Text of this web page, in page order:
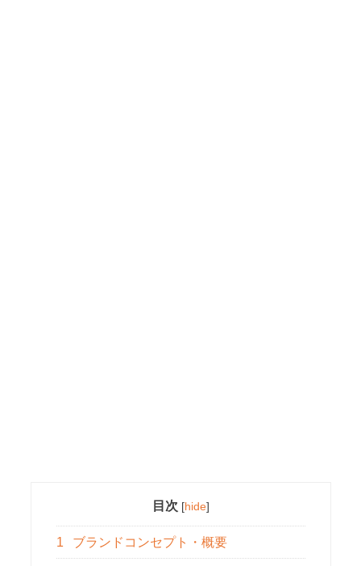
目次 [hide]
1 ブランドコンセプト・概要